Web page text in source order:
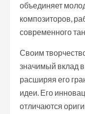
объединяет
композиторов,
современного
Своим
значимый вклад в
расширяя его
идеи. Его
отличаются